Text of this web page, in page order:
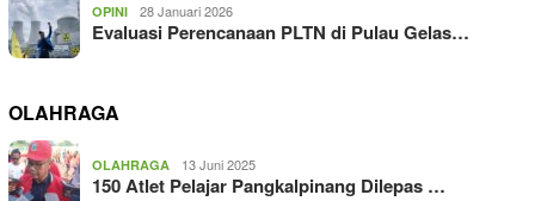
OPINI 28 Januari 2026
Evaluasi Perencanaan PLTN di Pulau Gelas…
OLAHRAGA
OLAHRAGA 13 Juni 2025
150 Atlet Pelajar Pangkalpinang Dilepas …